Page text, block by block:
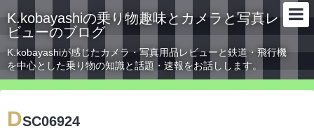
K.kobayashiの乗り物趣味とカメラと写真レ
ビューのブログ
K.kobayashiが感じたカメラ・写真用品レビューと鉄道・飛行機
を中心とした乗り物の知識と話題・速報をお話しします。
DSC06924